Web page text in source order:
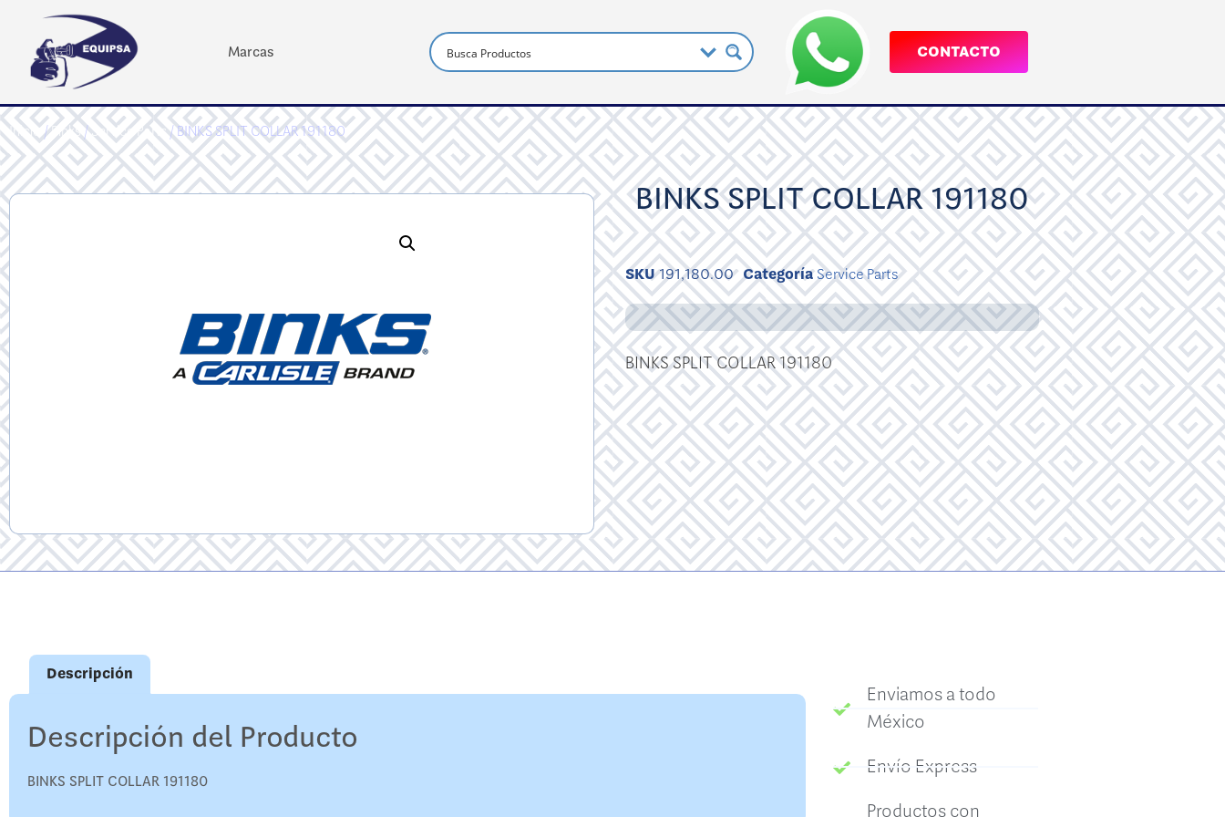
Marcas CONTACTO
Inicio/Binks/Service Parts/ BINKS SPLIT COLLAR 191180
BINKS SPLIT COLLAR 191180
SKU191,180.00 Categoría Service Parts
BINKS SPLIT COLLAR 191180
Descripción
Descripción del Producto
BINKS SPLIT COLLAR 191180
Enviamos a todo
México
Envío Express
Productos con